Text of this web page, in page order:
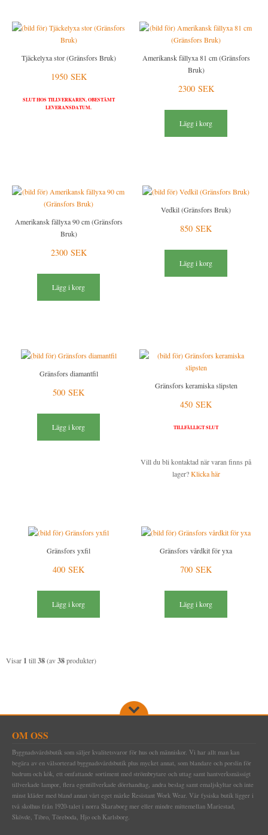
Tjäckelyxa stor (Gränsfors Bruk)
1950 SEK
SLUT HOS TILLVERKAREN, OBESTÄMT
LEVERANSDATUM.
Amerikansk fällyxa 81 cm (Gränsfors
Bruk)
2300 SEK
Lägg i korg
Amerikansk fällyxa 90 cm (Gränsfors
Bruk)
2300 SEK
Lägg i korg
Vedkil (Gränsfors Bruk)
850 SEK
Lägg i korg
Gränsfors diamantfil
500 SEK
Lägg i korg
Gränsfors keramiska slipsten
450 SEK
TILLFÄLLIGT SLUT
Vill du bli kontaktad när varan finns på
lager?Klicka här
Gränsfors yxfil
400 SEK
Lägg i korg
Gränsfors vårdkit för yxa
700 SEK
Lägg i korg
Visar 1 till38(av38produkter)
OM OSS
Byggnadsvårdsbutik som säljer kvalitetsvaror för hus och människor. Vi har allt man kan
begära av en välsorterad byggnadsvårdsbutik plus mycket annat, som blandare och porslin för
badrum och kök, ett omfattande sortiment med strömbrytare och uttag samt hantverksmässigt
tillverkade lampor, flera egentillverkade dörrhandtag, andra beslag samt emaljskyltar och inte
minst kläder med bland annat vårt eget märke Resistant Work Wear. Vår fysiska butik ligger i
två skolhus från 1920-talet i norra Skaraborg mer eller mindre mittemellan Mariestad,
Skövde, Tibro, Töreboda, Hjo och Karlsborg.